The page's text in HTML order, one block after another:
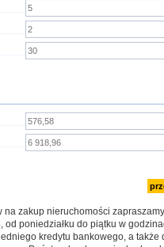
na zakup nieruchomości
poniedziałku do piątku w
kredytu bankowego, a także